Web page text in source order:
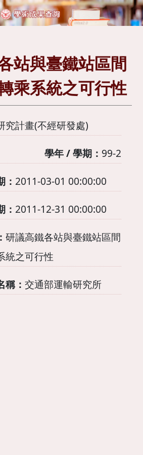
站與臺鐵站區間
乘系統之可行性
究計畫(不經研發處)
學年 / 學期： 99-2
： 2011-03-01 00:00:00
： 2011-12-31 00:00:00
研議高鐵各站與臺鐵站區間
統之可行性
稱： 交通部運輸研究所